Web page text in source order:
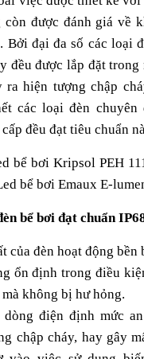
còn được đánh giá về
Bởi đại đa số các loại
đều được lắp đặt
ra hiện tượng chập
các loại đèn
đều đạt tiêu chuẩn
bể bơi Kripsol PEH
bể bơi Emaux E-
bể bơi đạt chuẩn
của đèn hoạt động bền
ổn định trong điều
không bị hư hỏng.
dòng điện định mức
chập cháy, hay gây